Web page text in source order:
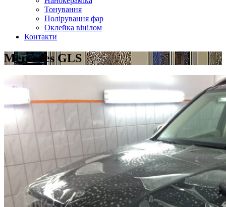
Тонування
Полірування фар
Оклейка вінілом
Контакти
Mercedes GLS